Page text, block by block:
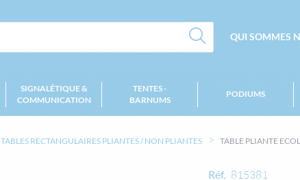
QUI SOMMES
SIGNALÉTIQUE &
COMMUNICATION
TENTES -
BARNUMS
PODIUMS
TABLES RECTANGULAIRES PLIANTES / NON PLIANTES TABLE PLIANTE
Réf. 815381